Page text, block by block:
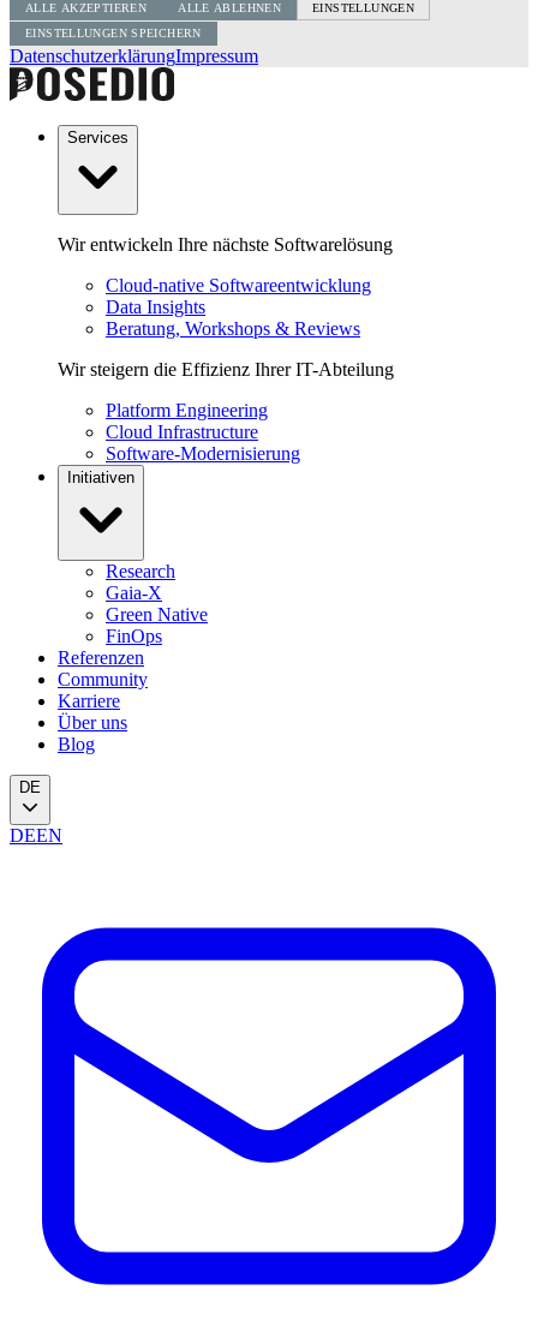
ALLE AKZEPTIEREN ALLE ABLEHNEN EINSTELLUNGEN
EINSTELLUNGEN SPEICHERN
DatenschutzerklärungImpressum
Services
Wir entwickeln Ihre nächste Softwarelösung
Cloud-native Softwareentwicklung
Data Insights
Beratung, Workshops & Reviews
Wir steigern die Effizienz Ihrer IT-Abteilung
Platform Engineering
Cloud Infrastructure
Software-Modernisierung
Initiativen
Research
Gaia-X
Green Native
FinOps
Referenzen
Community
Karriere
Über uns
Blog
DE
DEEN